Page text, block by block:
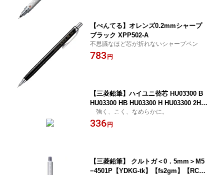
【ぺんてる】オレンズ0.2mmシャープ
ブラック XPP502-A
不思議なほど芯が折れないシャープペン
783 円
【三菱鉛筆】ハイユニ替芯 HU03300 B
HU03300 HB HU03300 H HU03300 2H
【YDKG-tk】【fs2gm】【RCP】【fs3g
m】
強く、こく、なめらかに。
336 円
【三菱鉛筆】 クルトガ＜0．5mm＞M5
−4501P【YDKG-tk】【fs2gm】【RC